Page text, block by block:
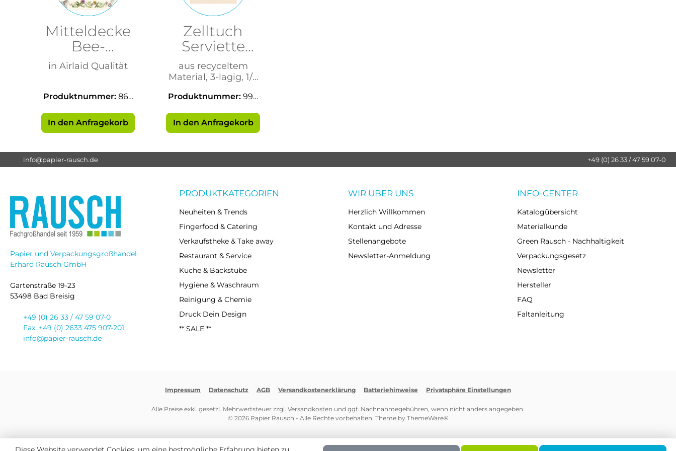
Mitteldecke
Bee-
Keeping
80x80cm
in Airlaid Qualität
Produktnummer:867
In den Anfragekorb
Zelltuch
Serviette
Alea
33x33cm
aus recyceltem
Material, 3-lagig, 1/4
Produktnummer: 990
In den Anfragekorb
info@papier-rausch.de +49 (0) 26 33 / 47 59 07-0
Papier und Verpackungsgroßhandel
Erhard Rausch GmbH
Gartenstraße 19-23
53498 Bad Breisig
+49 (0) 26 33 / 47 59 07-0
Fax: +49 (0) 2633 475 907-201
info@papier-rausch.de
PRODUKTKATEGORIEN
Neuheiten & Trends
Fingerfood & Catering
Verkaufstheke & Take away
Restaurant & Service
Küche & Backstube
Hygiene & Waschraum
Reinigung & Chemie
Druck Dein Design
** SALE **
WIR ÜBER UNS
Herzlich Willkommen
Kontakt und Adresse
Stellenangebote
Newsletter-Anmeldung
INFO-CENTER
Katalogübersicht
Materialkunde
Green Rausch - Nachhaltigkeit
Verpackungsgesetz
Newsletter
Hersteller
FAQ
Faltanleitung
Impressum Datenschutz AGB Versandkostenerklärung Batteriehinweise Privatsphäre Einstellungen
Alle Preise exkl. gesetzl. Mehrwertsteuer zzgl. Versandkosten und ggf. Nachnahmegebühren, wenn nicht anders angegeben.
© 2026 Papier Rausch - Alle Rechte vorbehalten. Theme by ThemeWare®